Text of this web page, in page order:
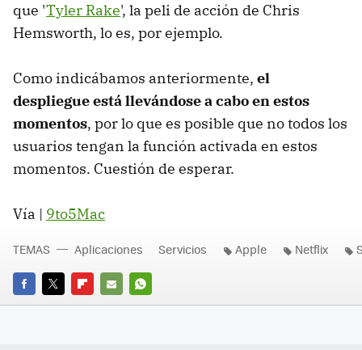
que 'Tyler Rake', la peli de acción de Chris
Hemsworth, lo es, por ejemplo.
Como indicábamos anteriormente, el
despliegue está llevándose a cabo en estos
momentos, por lo que es posible que no todos los
usuarios tengan la función activada en estos
momentos. Cuestión de esperar.
Vía | 9to5Mac
FACEBOOK
TWITTERFLIPBOARD
E-
WHATSAPP
TEMAS Aplicaciones Servicios Apple Netflix